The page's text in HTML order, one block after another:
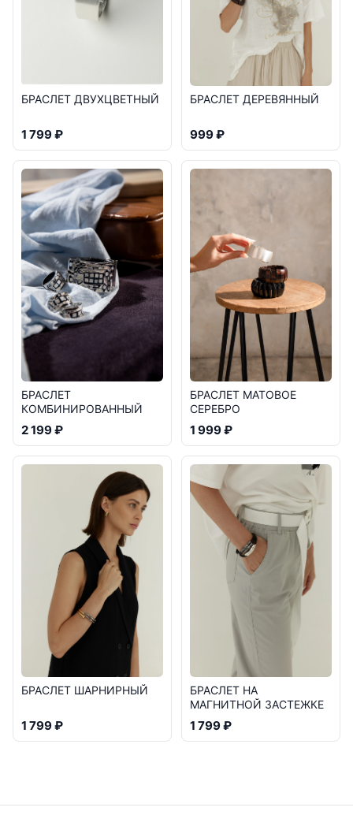
БРАСЛЕТ ДВУХЦВЕТНЫЙ
1 799 ₽
БРАСЛЕТ ДЕРЕВЯННЫЙ
999 ₽
БРАСЛЕТ
КОМБИНИРОВАННЫЙ
2 199 ₽
БРАСЛЕТ МАТОВОЕ
СЕРЕБРО
1 999 ₽
БРАСЛЕТ ШАРНИРНЫЙ
1 799 ₽
БРАСЛЕТ НА
МАГНИТНОЙ ЗАСТЕЖКЕ
1 799 ₽